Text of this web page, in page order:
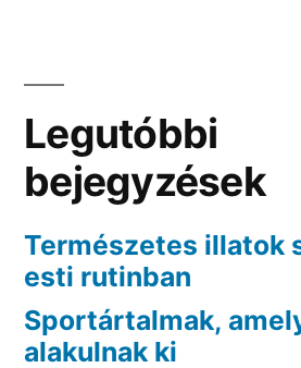
Legutóbbi
bejegyzések
Természetes illatok
esti rutinban
Sportártalmak,
alakulnak ki